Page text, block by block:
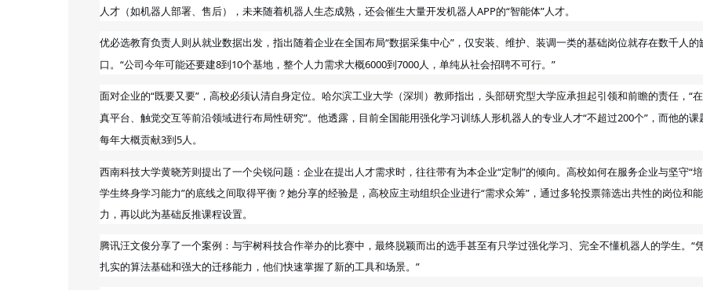
人才（如机器人部署、售后），未来随着机器人生态成熟，还会催生大量开发机器人APP的“智能体”人才。
优必选教育负责人 则从就业数据出发，指出随着企业在全国布局“数据采集中心”，仅安装、维护、装调一类的基础岗位就存在数千人的
口。“公司今年可能还要建8到10个基地，整个人力需求大概6000到7000人，单纯从社会招聘不可行。”
面对企业的“既要又要”，高校必须认清自身定位。 哈尔滨工业大学 （深圳） 教师指出，头部研究型大学应承担起引领和前瞻的责任，“
真平台、触觉交互等前沿领域进行布局性研究”。 他透露，目前全国能用强化学习训练人形机器人的专业人才“不超过200个”，而他的课
每年大概贡献3到5人。
西南科技大学黄晓芳则提出了一个尖锐问题：企业在提出人才需求时，往往带有为本企业“定制”的倾向。高校如何在服务企业与坚守“
学生终身学习能力”的底线之间取得平衡？她分享的经验是，高校应主动组织企业进行“需求众筹”，通过多轮投票筛选出共性的岗位和能
力，再以此为基础反推课程设置。
腾讯汪文俊分享了一个案例：与宇树科技合作举办的比赛中，最终脱颖而出的选手甚至有只学过强化学习、完全不懂机器人的学生。“
扎实的算法基础和强大的迁移能力，他们快速掌握了新的工具和场景。”